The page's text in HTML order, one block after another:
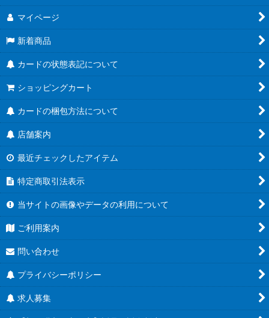
マイページ
新着商品
カードの状態表記について
ショッピングカート
カードの梱包方法について
店舗案内
最近チェックしたアイテム
特定商取引法表示
当サイトの画像やデータの利用について
ご利用案内
問い合わせ
プライバシーポリシー
求人募集